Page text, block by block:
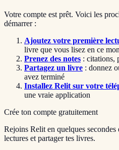
Votre compte est prêt. Voici les
démarrer :
Ajoutez votre première
livre que vous lisez en ce
Prenez des notes : citations,
Partagez un livre : donnez
avez terminé
Installez Relit sur votre
une vraie application
Crée ton compte gratuitement
Rejoins Relit en quelques secondes
lectures et partager tes livres.